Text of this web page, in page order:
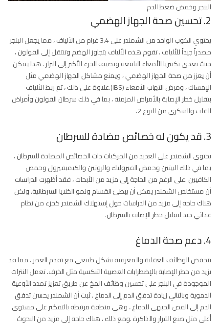
البنجر وخفض ضغط الدم
2. تحسين صحة الجهاز الهضمي
يحتوي الكوب الواحد من الشمندر على 3.4 غرام من الألياف ، مما يجعل البنجر
مصدراً جيداً للألياف . تقوم هذه الألياف بتجاوز الهضم وتنتقل إلى القولون ،
حيث تغذي بكتيريا الأمعاء النافعة وتضيف الجزء الأكبر إلى البراز . هذا يمكن
أن يعزز من صحة الجهاز الهضمي ، ويمنع مشاكل الجهاز الهضمي مثل
الإمساك ، ومرض التهاب الأمعاء (IBS).علاوة على ذلك ، تم ربط الألياف
بتقليل خطر الإصابة بالأمراض المزمنة ، بما في ذلك سرطان القولون وأمراض
القلب والسكري من النوع 2.
3. قد يكون له خصائص مضادة للسرطان
يحتوي الشمندر على العديد من المركبات ذات الخصائص المضادة للسرطان ،
بما في ذلك البيتين وحمض الفيروليك والروتين والكيمبفيرول وحمض
الكافيين .على الرغم من الحاجة إلى مزيد من الأبحاث ، فقد أظهرت الدراسات
أن مستخلص الشمندر يمكن أن يبطئ انقسام ونمو الخلايا السرطانية. ولكن
هناك حاجة إلى مزيد من الدراسات حول إستهلاك الشمندر كجزء من نظام
غذائي جيد لتقليل خطر الإصابة بالسرطان.
4. دعم صحة الدماغ
تنخفض الوظائف العقلية والمعرفية بشكل طبيعي مع تقدم العمر ، مما قد
يزيد من خطر الإصابة بالإضطرابات العصبية التنكسية مثل الخرف. تعمل النترات
الموجودة في البنجر على تحسين وظائف المخ عن طريق تعزيز تمدد الأوعية
الدموية وبالتالي زيادة تدفق الدم إلى الدماغ . ثبت أن الشمندر يحسن تدفق
الدم إلى الفص الجبهي للدماغ ، وهي منطقة مرتبطة بالتفكير على مستوى
أعلى مثل صنع القرار والذاكرة .ومع ذلك ، هناك حاجة إلى مزيد من البحوث